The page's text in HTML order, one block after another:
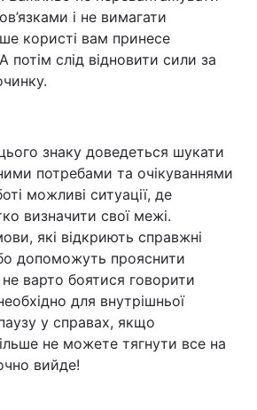
і не вимагати
користі вам принесе
потім слід відновити сили за
знаку доведеться шукати
потребами та очікуваннями
можливі ситуації, де
визначити свої межі.
які відкриють справжні
допоможуть прояснити
варто боятися говорити
для внутрішньої
у справах, якщо
не можете тягнути все на
вийде!